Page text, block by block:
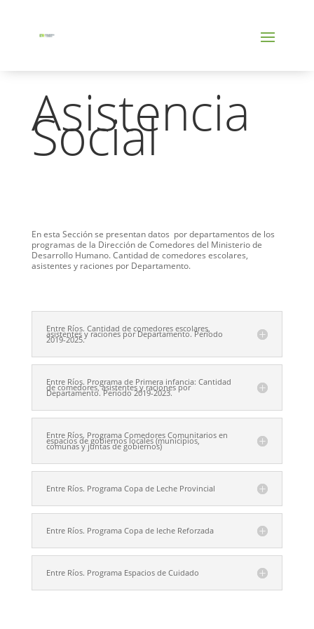
Asistencia
Social
En esta Sección se presentan datos por departamentos de los
programas de la Dirección de Comedores del Ministerio de
Desarrollo Humano. Cantidad de comedores escolares,
asistentes y raciones por Departamento.
Entre Ríos. Cantidad de comedores escolares,
asistentes y raciones por Departamento. Período
2019-2025.
Entre Ríos. Programa de Primera infancia: Cantidad
de comedores, asistentes y raciones por
Departamento. Período 2019-2023.
Entre Ríos. Programa Comedores Comunitarios en
espacios de gobiernos locales (municipios,
comunas y juntas de gobiernos)
Entre Ríos. Programa Copa de Leche Provincial
Entre Ríos. Programa Copa de leche Reforzada
Entre Ríos. Programa Espacios de Cuidado